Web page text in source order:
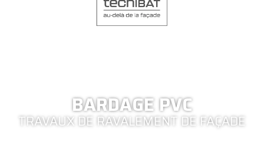
BARDAGE PVC
TRAVAUX DE RAVALEMENT DE FAÇADE